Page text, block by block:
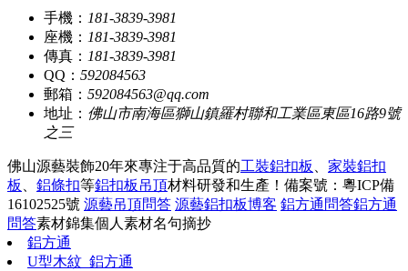
手機： 181-3839-3981
座機： 181-3839-3981
傳真： 181-3839-3981
QQ： 592084563
郵箱： 592084563@qq.com
地址： 佛山市南海區獅山鎮羅村聯和工業區東區16路9號
之三
佛山源藝裝飾20年來專注于高品質的工裝鋁扣板
家裝鋁扣
板
鋁條扣等鋁扣板吊頂材料研發和生產！ 備案號：粵ICP備
16102525號 源藝吊頂問答 源藝鋁扣板博客 鋁方通問答鋁方通
問答素材錦集個人素材名句摘抄
鋁方通
U型木紋_鋁方通